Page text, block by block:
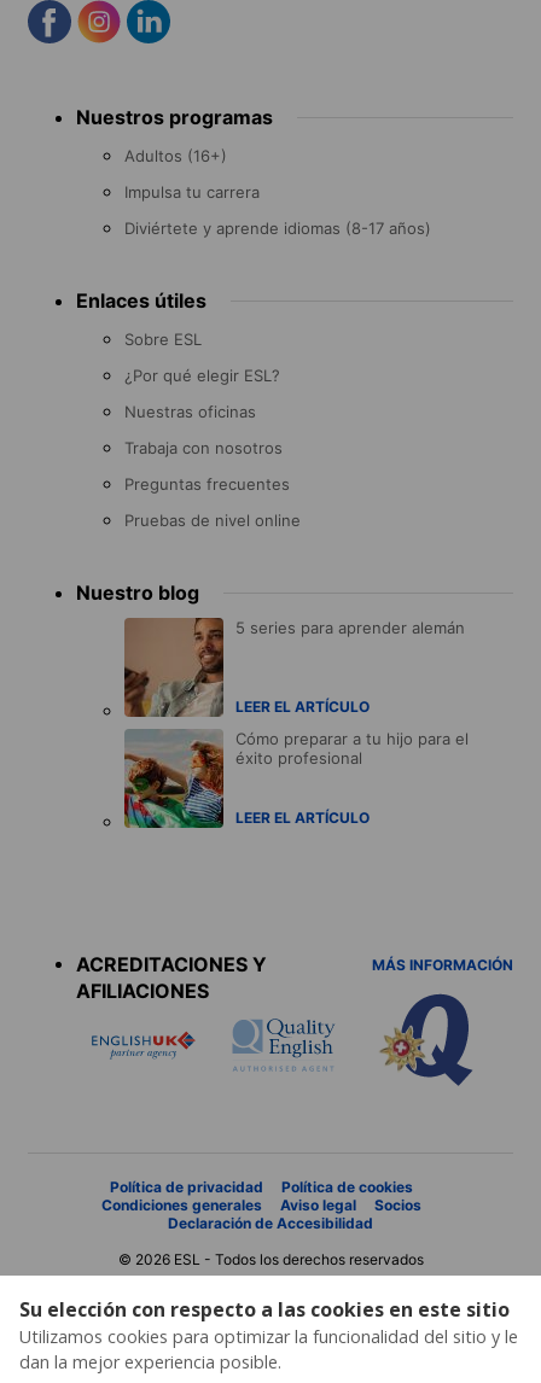
Su elección con respecto a las cookies en este sitio
Utilizamos cookies para optimizar la funcionalidad del sitio y le
dan la mejor experiencia posible.
menu Nuestros programas
Adultos (16+)
Impulsa tu carrera
Diviértete y aprende idiomas (8-17 años)
Enlaces útiles
Sobre ESL
¿Por qué elegir ESL?
Nuestras oficinas
Trabaja con nosotros
Preguntas frecuentes
Pruebas de nivel online
Nuestro blog
5 series para aprender alemán
LEER EL ARTÍCULO
Cómo preparar a tu hijo para el
éxito profesional
LEER EL ARTÍCULO
ACREDITACIONES Y
AFILIACIONES
MÁS INFORMACIÓN
Política de privacidad
Política de cookies
Condiciones generales
Aviso legal
Socios
Declaración de Accesibilidad
© 2026 ESL - Todos los derechos reservados